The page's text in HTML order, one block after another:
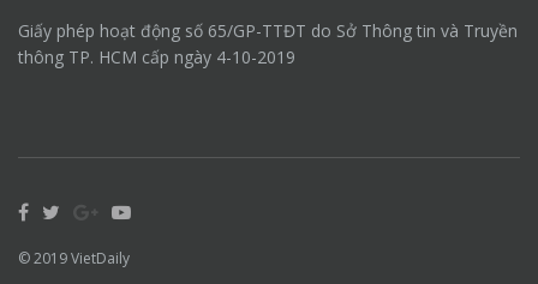
Giấy phép hoạt động số 65/GP-TTĐT do Sở Thông tin và Truyền
thông TP. HCM cấp ngày 4-10-2019
© 2019VietDaily